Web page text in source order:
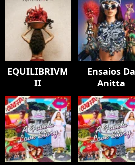
EQUILIBRIVM
II
Ensaios Da
Anitta